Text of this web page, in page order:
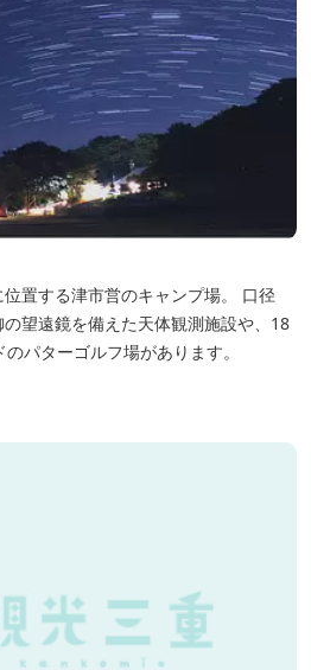
置する津市営のキャンプ場。 口径
望遠鏡を備えた天体観測施設や、18
パターゴルフ場があります。